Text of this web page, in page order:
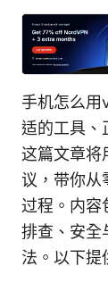
手机怎么用
适的工具、
这篇文章将
议，带你从
过程。内容
排查、安全
法。以下提